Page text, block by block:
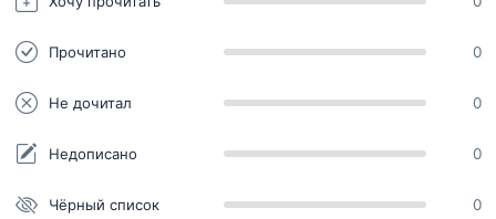
Прочитано 0
Не дочитал 0
Недописано 0
Чёрный список 0